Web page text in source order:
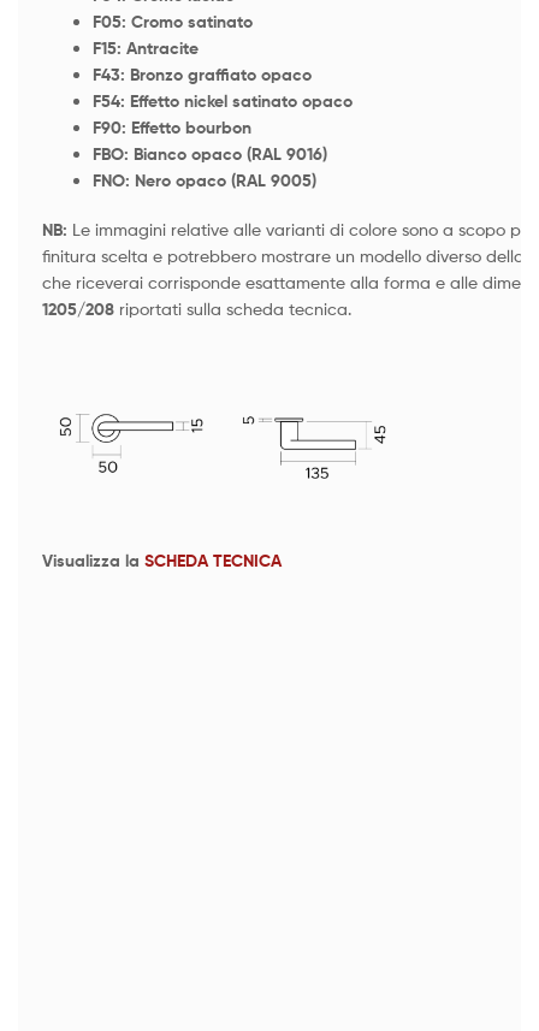
F05: Cromo satinato
F15: Antracite
F43: Bronzo graffiato opaco
F54: Effetto nickel satinato opaco
F90: Effetto bourbon
FBO: Bianco opaco (RAL 9016)
FNO: Nero opaco (RAL 9005)
NB: Le immagini relative alle varianti di colore sono a scopo
finitura scelta e potrebbero mostrare un modello diverso della
che riceverai corrisponde esattamente alla forma e alle
1205/208riportati sulla scheda tecnica.
Visualizza la SCHEDA TECNICA